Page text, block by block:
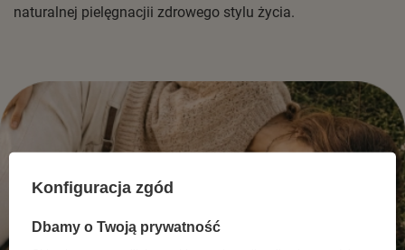
naturalnej pielęgnacjii zdrowego stylu życia.
Konfiguracja zgód
Dbamy o Twoją prywatność